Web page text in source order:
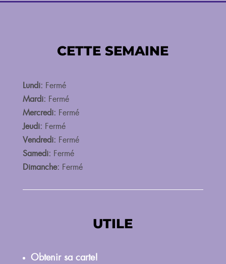
CETTE SEMAINE
Lundi: Fermé
Mardi: Fermé
Mercredi: Fermé
Jeudi: Fermé
Vendredi: Fermé
Samedi: Fermé
Dimanche: Fermé
UTILE
Obtenir sa carte!